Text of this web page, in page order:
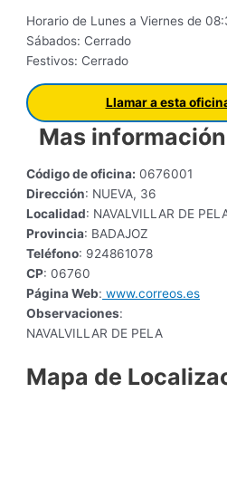
Horario de Lunes a Viernes de
Sábados: Cerrado
Festivos: Cerrado
Llamar a esta
Mas
Código de oficina: 0676001
Dirección: NUEVA, 36
Localidad: NAVALVILLAR DE
Provincia: BADAJOZ
Teléfono: 924861078
CP: 06760
Página Web: www.correos.es
Observaciones:
NAVALVILLAR DE PELA
Mapa de